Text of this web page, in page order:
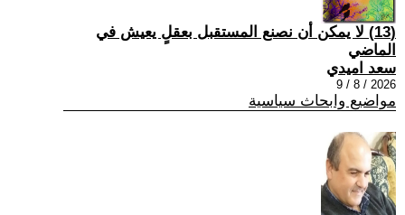
(13) لا يمكن أن نصنع المستقبل بعقلٍ يعيش في
الماضي
سعد اميدي
2026 / 8 / 9
مواضيع وابحاث سياسية